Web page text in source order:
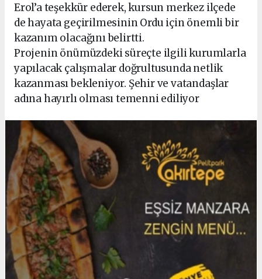
Erol’a teşekkür ederek, kursun merkez ilçede
de hayata geçirilmesinin Ordu için önemli bir
kazanım olacağını belirtti.
Projenin önümüzdeki süreçte ilgili kurumlarla
yapılacak çalışmalar doğrultusunda netlik
kazanması bekleniyor. Şehir ve vatandaşlar
adına hayırlı olması temenni ediliyor